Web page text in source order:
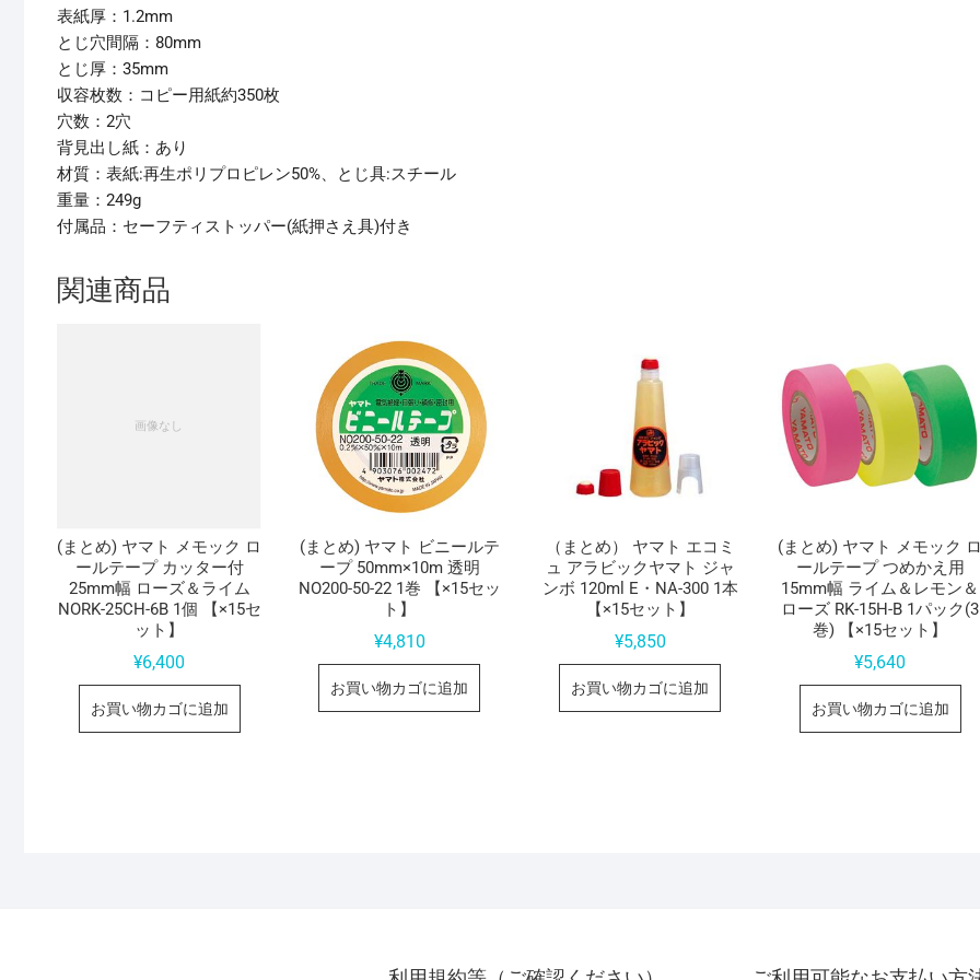
表紙厚：1.2mm
とじ穴間隔：80mm
とじ厚：35mm
収容枚数：コピー用紙約350枚
穴数：2穴
背見出し紙：あり
材質：表紙:再生ポリプロピレン50%、とじ具:スチール
重量：249g
付属品：セーフティストッパー(紙押さえ具)付き
関連商品
(まとめ) ヤマト メモック ロ
ールテープ カッター付
25mm幅 ローズ＆ライム
NORK-25CH-6B 1個 【×15セ
ット】
¥6,400
お買い物カゴに追加
(まとめ) ヤマト ビニールテ
ープ 50mm×10m 透明
NO200-50-22 1巻 【×15セッ
ト】
¥4,810
お買い物カゴに追加
（まとめ） ヤマト エコミ
ュ アラビックヤマト ジャ
ンボ 120ml E・NA-300 1本
【×15セット】
¥5,850
お買い物カゴに追加
(まとめ) ヤマト メモック ロ
ールテープ つめかえ用
15mm幅 ライム＆レモン＆
ローズ RK-15H-B 1パック(3
巻) 【×15セット】
¥5,640
お買い物カゴに追加